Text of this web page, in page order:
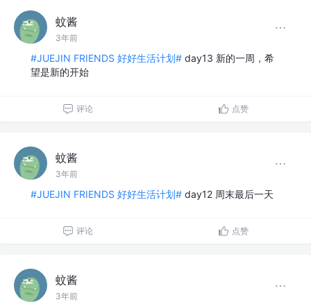
蚊酱
3年前
#JUEJIN FRIENDS 好好生活计划# day13 新的一周，希
望是新的开始
评论 点赞
蚊酱
3年前
#JUEJIN FRIENDS 好好生活计划# day12 周末最后一天
评论 点赞
蚊酱
3年前